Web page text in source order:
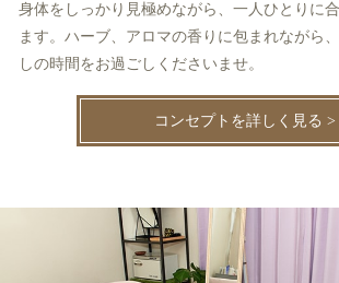
身体をしっかり見極めながら、一人ひとりに
ます。ハーブ、アロマの香りに包まれながら
しの時間をお過ごしくださいませ。
コンセプトを詳しく見る >